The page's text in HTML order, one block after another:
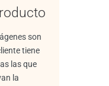
son
tiene
las que
la